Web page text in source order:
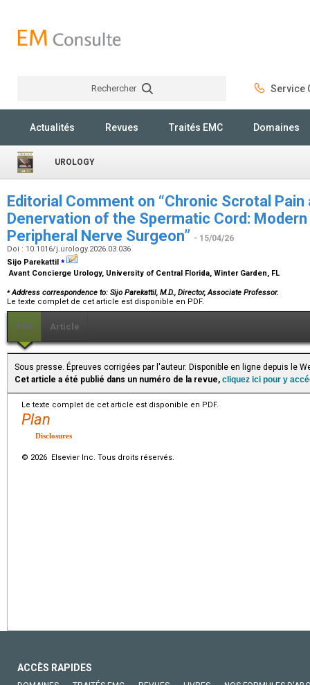
Rechercher Service
Actualités Revues Traités EMC Domaines
UROLOGY
Editorial Comment on “Chronic Scrotal
Denervation of the Spermatic Cord:
Peripheral Nerve Surgeon” - 15/04/26
Doi : 10.1016/j.urology.2026.03.036
Sijo Parekattil ⁎
Avant Concierge Urology, University of Central Florida, Winter Garden, FL
⁎Address correspondence to: Sijo Parekattil, M.D., Director, Associate Professor.
Le texte complet de cet article est disponible en PDF.
PDF Article
Sous presse. Épreuves corrigées par l'auteur. Disponible en ligne depuis le
Cet article a été publié dans un numéro de la revue, cliquez ici pour y
Le texte complet de cet article est disponible en PDF.
Plan
Disclosures
© 2026 Elsevier Inc. Tous droits réservés.
ACCÈS RAPIDES